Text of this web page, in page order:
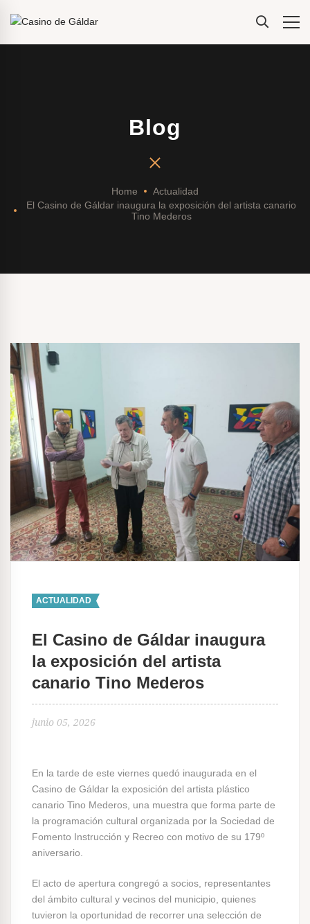
Blog
Home
Actualidad
El Casino de Gáldar inaugura la exposición del artista canario
Tino Mederos
ACTUALIDAD
El Casino de Gáldar inaugura
la exposición del artista
canario Tino Mederos
junio 05, 2026
En la tarde de este viernes quedó inaugurada en el
Casino de Gáldar la exposición del artista plástico
canario Tino Mederos, una muestra que forma parte de
la programación cultural organizada por la Sociedad de
Fomento Instrucción y Recreo con motivo de su 179º
aniversario.
El acto de apertura congregó a socios, representantes
del ámbito cultural y vecinos del municipio, quienes
tuvieron la oportunidad de recorrer una selección de